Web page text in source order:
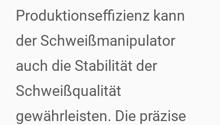
Produktionseffizienz kann
der Schweißmanipulator
auch die Stabilität der
Schweißqualität
gewährleisten. Die präzise